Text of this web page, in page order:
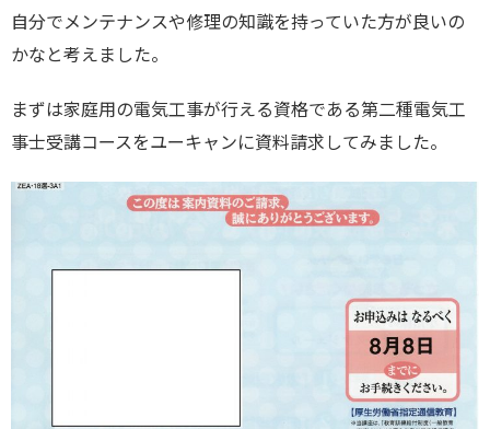
自分でメンテナンスや修理の知識を持っていた方が良いの
かなと考えました。
まずは家庭用の電気工事が行える資格である第二種電気工
事士受講コースをユーキャンに資料請求してみました。